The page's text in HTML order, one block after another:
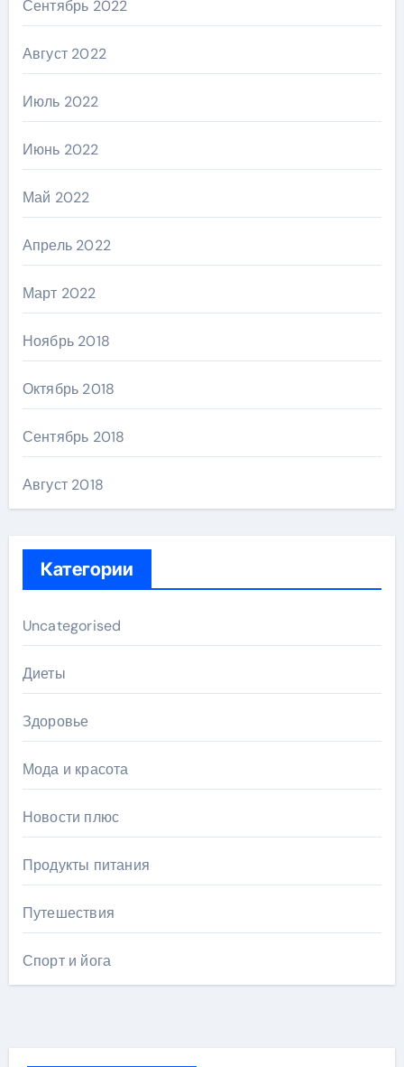
Сентябрь 2022
Август 2022
Июль 2022
Июнь 2022
Май 2022
Апрель 2022
Март 2022
Ноябрь 2018
Октябрь 2018
Сентябрь 2018
Август 2018
Категории
Uncategorised
Диеты
Здоровье
Мода и красота
Новости плюс
Продукты питания
Путешествия
Спорт и йога